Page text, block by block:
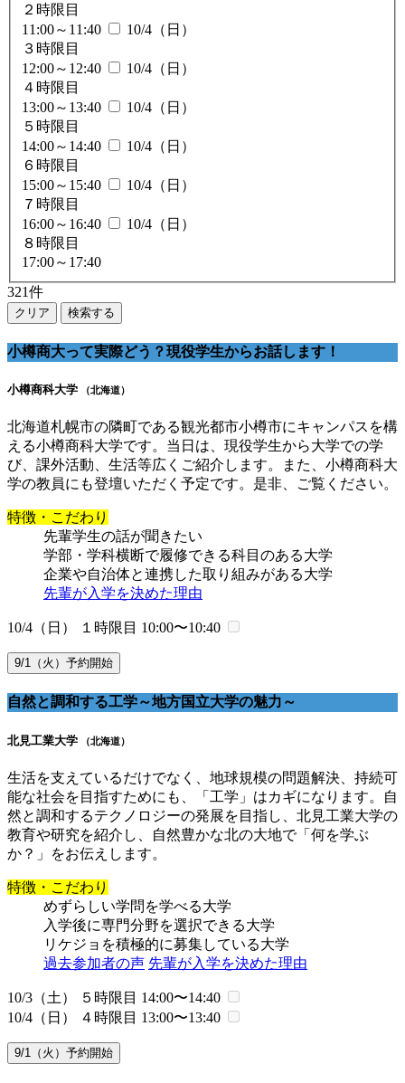
２時限目
11:00～11:40
10/4（日）
３時限目
12:00～12:40
10/4（日）
４時限目
13:00～13:40
10/4（日）
５時限目
14:00～14:40
10/4（日）
６時限目
15:00～15:40
10/4（日）
７時限目
16:00～16:40
10/4（日）
８時限目
17:00～17:40
321件
クリア 検索する
小樽商大って実際どう？現役学生からお話します！
小樽商科大学 （北海道）
北海道札幌市の隣町である観光都市小樽市にキャンパスを構
える小樽商科大学です。当日は、現役学生から大学での学
び、課外活動、生活等広くご紹介します。また、小樽商科大
学の教員にも登壇いただく予定です。是非、ご覧ください。
特徴・こだわり
先輩学生の話が聞きたい
学部・学科横断で履修できる科目のある大学
企業や自治体と連携した取り組みがある大学
先輩が入学を決めた理由
10/4（日） １時限目 10:00〜10:40
9/1（火）予約開始
自然と調和する工学～地方国立大学の魅力～
北見工業大学 （北海道）
生活を支えているだけでなく、地球規模の問題解決、持続可
能な社会を目指すためにも、「工学」はカギになります。自
然と調和するテクノロジーの発展を目指し、北見工業大学の
教育や研究を紹介し、自然豊かな北の大地で「何を学ぶ
か？」をお伝えします。
特徴・こだわり
めずらしい学問を学べる大学
入学後に専門分野を選択できる大学
リケジョを積極的に募集している大学
過去参加者の声 先輩が入学を決めた理由
10/3（土） ５時限目 14:00〜14:40
10/4（日） ４時限目 13:00〜13:40
9/1（火）予約開始